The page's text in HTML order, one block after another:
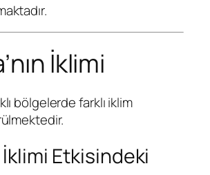
İklimi
bölgelerde farklı iklim
Etkisindeki